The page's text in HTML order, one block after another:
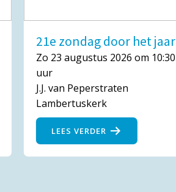
21e zondag door het jaar
Zo 23 augustus 2026 om 10:30
uur
J.J. van Peperstraten
Lambertuskerk
LEES VERDER